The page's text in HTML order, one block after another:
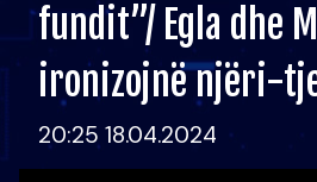
fundit”/ Egla dhe
ironizojnë njëri-
20:25 18.04.2024